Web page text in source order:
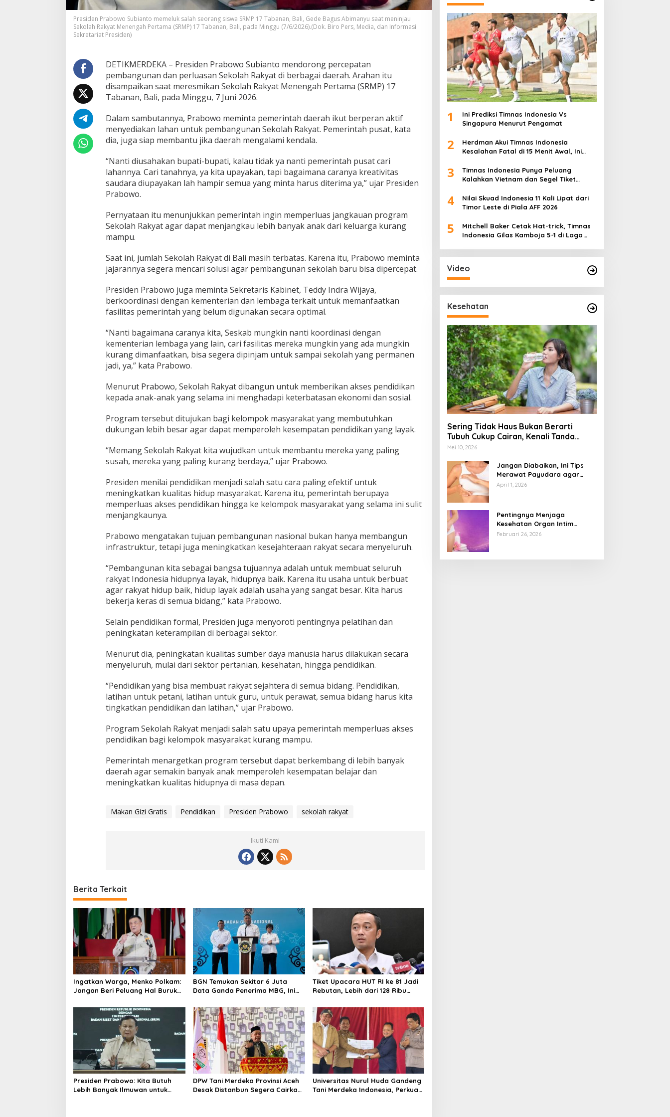
e
l
,
a
e
r
h
i
m
n
t
S
p
k
a
a
h
n
Presiden Prabowo Subianto memeluk salah seorang siswa SRMP 17 Tabanan, Bali, Gede Bagus Abimanyu saat meninjau
Sekolah Rakyat Menengah Pertama (SRMP) 17 Tabanan, Bali, pada Minggu (7/6/2026).(Dok. Biro Pers, Media, dan Informasi
Sekretariat Presiden)
DETIKMERDEKA – Presiden Prabowo Subianto mendorong percepatan
pembangunan dan perluasan Sekolah Rakyat di berbagai daerah. Arahan itu
disampaikan saat meresmikan Sekolah Rakyat Menengah Pertama (SRMP) 17
Tabanan, Bali, pada Minggu, 7 Juni 2026.
Dalam sambutannya, Prabowo meminta pemerintah daerah ikut berperan aktif
menyediakan lahan untuk pembangunan Sekolah Rakyat. Pemerintah pusat, kata
dia, juga siap membantu jika daerah mengalami kendala.
“Nanti diusahakan bupati-bupati, kalau tidak ya nanti pemerintah pusat cari
lahannya. Cari tanahnya, ya kita upayakan, tapi bagaimana caranya kreativitas
saudara diupayakan lah hampir semua yang minta harus diterima ya,” ujar Presiden
Prabowo.
Pernyataan itu menunjukkan pemerintah ingin memperluas jangkauan program
Sekolah Rakyat agar dapat menjangkau lebih banyak anak dari keluarga kurang
mampu.
Saat ini, jumlah Sekolah Rakyat di Bali masih terbatas. Karena itu, Prabowo meminta
jajarannya segera mencari solusi agar pembangunan sekolah baru bisa dipercepat.
Presiden Prabowo juga meminta Sekretaris Kabinet, Teddy Indra Wijaya,
berkoordinasi dengan kementerian dan lembaga terkait untuk memanfaatkan
fasilitas pemerintah yang belum digunakan secara optimal.
“Nanti bagaimana caranya kita, Seskab mungkin nanti koordinasi dengan
kementerian lembaga yang lain, cari fasilitas mereka mungkin yang ada mungkin
kurang dimanfaatkan, bisa segera dipinjam untuk sampai sekolah yang permanen
jadi, ya,” kata Prabowo.
Menurut Prabowo, Sekolah Rakyat dibangun untuk memberikan akses pendidikan
kepada anak-anak yang selama ini menghadapi keterbatasan ekonomi dan sosial.
Program tersebut ditujukan bagi kelompok masyarakat yang membutuhkan
dukungan lebih besar agar dapat memperoleh kesempatan pendidikan yang layak.
“Memang Sekolah Rakyat kita wujudkan untuk membantu mereka yang paling
susah, mereka yang paling kurang berdaya,” ujar Prabowo.
Presiden menilai pendidikan menjadi salah satu cara paling efektif untuk
meningkatkan kualitas hidup masyarakat. Karena itu, pemerintah berupaya
memperluas akses pendidikan hingga ke kelompok masyarakat yang selama ini sulit
menjangkaunya.
Prabowo mengatakan tujuan pembangunan nasional bukan hanya membangun
infrastruktur, tetapi juga meningkatkan kesejahteraan rakyat secara menyeluruh.
“Pembangunan kita sebagai bangsa tujuannya adalah untuk membuat seluruh
rakyat Indonesia hidupnya layak, hidupnya baik. Karena itu usaha untuk berbuat
agar rakyat hidup baik, hidup layak adalah usaha yang sangat besar. Kita harus
bekerja keras di semua bidang,” kata Prabowo.
Selain pendidikan formal, Presiden juga menyoroti pentingnya pelatihan dan
peningkatan keterampilan di berbagai sektor.
Menurut dia, peningkatan kualitas sumber daya manusia harus dilakukan secara
menyeluruh, mulai dari sektor pertanian, kesehatan, hingga pendidikan.
“Pendidikan yang bisa membuat rakyat sejahtera di semua bidang. Pendidikan,
latihan untuk petani, latihan untuk guru, untuk perawat, semua bidang harus kita
tingkatkan pendidikan dan latihan,” ujar Prabowo.
Program Sekolah Rakyat menjadi salah satu upaya pemerintah memperluas akses
pendidikan bagi kelompok masyarakat kurang mampu.
Pemerintah menargetkan program tersebut dapat berkembang di lebih banyak
daerah agar semakin banyak anak memperoleh kesempatan belajar dan
meningkatkan kualitas hidupnya di masa depan.
Makan Gizi Gratis Pendidikan Presiden Prabowo sekolah rakyat
Ikuti Kami
Berita Terkait
Ingatkan Warga, Menko Polkam:
Jangan Beri Peluang Hal Buruk
BGN Temukan Sekitar 6 Juta
Data Ganda Penerima MBG, Ini
Tiket Upacara HUT RI ke 81 Jadi
Rebutan, Lebih dari 128 Ribu
Presiden Prabowo: Kita Butuh
Lebih Banyak Ilmuwan untuk
DPW Tani Merdeka Provinsi Aceh
Desak Distanbun Segera Cairkan
Universitas Nurul Huda Gandeng
Tani Merdeka Indonesia, Perkuat
1
Ini Prediksi Timnas Indonesia Vs
Singapura Menurut Pengamat
2
Herdman Akui Timnas Indonesia
Kesalahan Fatal di 15 Menit Awal, Ini
3
Timnas Indonesia Punya Peluang
Kalahkan Vietnam dan Segel Tiket
4
Nilai Skuad Indonesia 11 Kali Lipat dari
Timor Leste di Piala AFF 2026
5
Mitchell Baker Cetak Hat-trick, Timnas
Indonesia Gilas Kamboja 5-1 di Laga
Video
Kesehatan
Sering Tidak Haus Bukan Berarti
Tubuh Cukup Cairan, Kenali Tanda
Dehidrasi Ringan
Mei 10, 2026
Jangan Diabaikan, Ini Tips
Merawat Payudara agar
Tetap Sehat dan Terhindar
April 1, 2026
Pentingnya Menjaga
Kesehatan Organ Intim
Wanita, Ini 3 Cara Perawatan
Februari 26, 2026